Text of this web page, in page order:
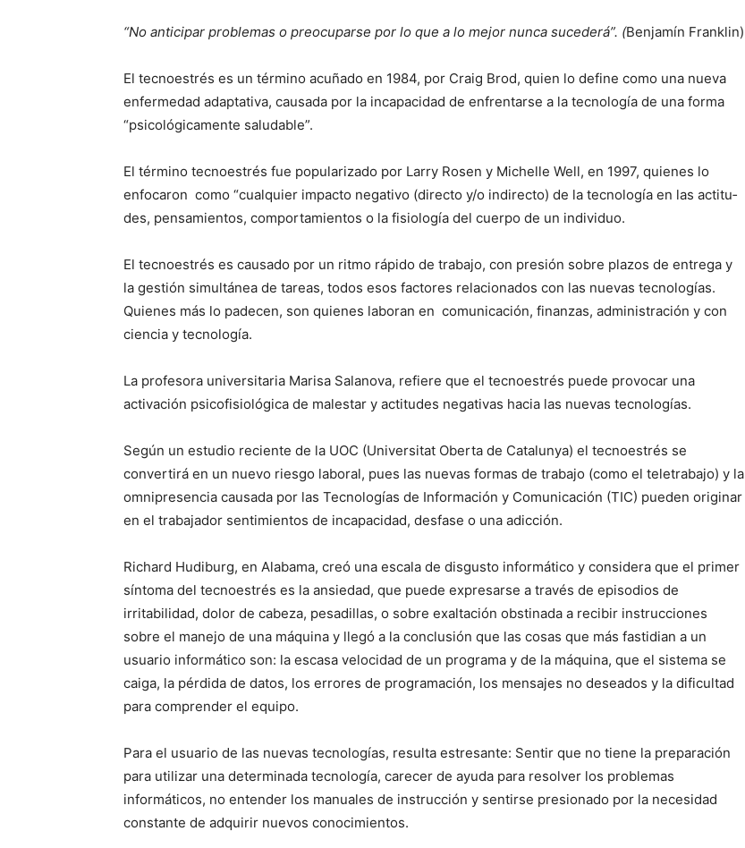
“No anticipar problemas o preocuparse por lo que a lo mejor nunca sucederá”. (Benjamín Franklin)
El tecnoestrés es un término acuñado en 1984, por Craig Brod, quien lo define como una nueva
enfermedad adaptativa, causada por la incapacidad de en­frentarse a la tecnolo­gía de una forma
“psicoló­gicamente saluda­ble”.
El término tecnoes­trés fue popularizado por Larry Rosen y Mi­chelle Well, en 1997, quienes lo
enfocaron como “cualquier im­pac­to negativo (directo y/o indirecto) de la tecno­logía en las actitu­
des, pensamientos, comportamientos o la fisiología del cuerpo de un individuo.
El tecnoestrés es causado por un ritmo rápido de trabajo, con presión sobre plazos de entrega y
la gestión si­multánea de tareas, todos esos factores re­lacionados con las nue­vas tecnologías.
Quie­nes más lo padecen, son quienes laboran en co­municación, finanzas, administración y con
ciencia y tecnolo­gía.
La profesora universitaria Marisa Salano­va, refiere que el tecno­es­trés puede provocar una
activación psicofisio­lógica de malestar y actitudes negativas ha­cia las nuevas tecnolo­gías.
Según un estudio re­ciente de la UOC (Uni­versitat Oberta de Cata­lunya) el tecnoestrés se
convertirá en un nuevo riesgo laboral, pues las nuevas formas de trabajo (como el teletrabajo) y la
omnipresencia causada por las Tecno­lo­gías de Información y Comunicación (TIC) pueden originar
en el trabajador sentimientos de incapacidad, desfase o una adicción.
Richard Hudiburg, en Alabama, creó una escala de disgusto in­formático y considera que el primer
síntoma del tecnoestrés es la an­siedad, que puede ex­presarse a través de epi­sodios de
irritabilidad, dolor de cabeza, pesa­dillas, o sobre exalta­ción obstinada a recibir instrucciones
sobre el manejo de una máquina y llegó a la conclusión que las cosas que más fastidian a un
usuario informático son: la es­casa velo­cidad de un programa y de la má­quina, que el sistema se
caiga, la pérdida de datos, los erro­res de programación, los mensajes no deseados y la dificultad
para comprender el equipo.
Para el usuario de las nuevas tecnologías, re­sulta estresante: Sentir que no tiene la prepara­ción
para utilizar una determinada tecnolo­gía, carecer de ayuda para resolver los problemas
informáticos, no entender los manuales de ins­trucción y sentirse presionado por la necesidad
constante de ad­qui­rir nuevos conoci­mientos.